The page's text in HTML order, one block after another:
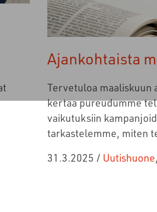
Ajankohtaista
Tervetuloa maaliskuun
kertaa pureudumme
vaikutuksiin
tarkastelemme, miten
31.3.2025 / Uutishuone,